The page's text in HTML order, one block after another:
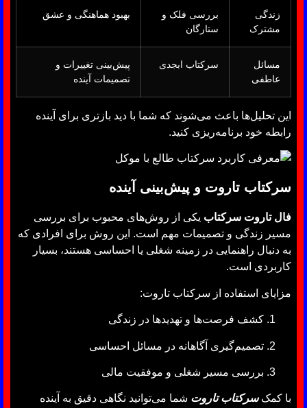
زندگی
مشترک
بررسی فلک و
ستارگان
بهبود هماهنگی و عشق
مسائل
عاطفی
سرکتاب ابجدی
پیش‌بینی تغییرات و
تصمیمات آینده
این تحلیل‌ها باعث می‌شوند که شما با دید بازتری برای آینده
رابطه خود برنامه‌ریزی کنید.
سرکتاب تاروت و پیش‌بینی آینده
فال تاروت سرکتاب یکی از روش‌های محبوب برای بررسی
مسیر زندگی و تصمیمات مهم است. این روش برای افرادی که
به دنبال راهنمایی در زمینه شغلی یا احساسی هستند، بسیار
کاربردی است.
مزایای استفاده از سرکتاب تاروت:
کشف فرصت‌ها و تهدیدها در زندگی
تصمیم‌گیری آگاهانه در مسائل احساسی
بررسی مسیر شغلی و موفقیت مالی
با کمکسرکتاب تاروت شما می‌توانید نگاهی دقیق به آینده